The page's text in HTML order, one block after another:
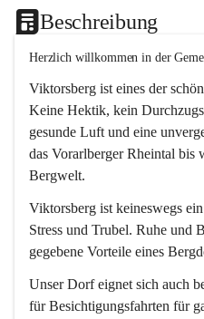
Beschreibung
Herzlich willkommen in der
Viktorsberg ist eines der
Keine Hektik, kein
gesunde Luft und eine
das Vorarlberger Rheintal bis
Bergwelt.
Viktorsberg ist keineswegs
Stress und Trubel. Ruhe und
gegebene Vorteile eines
Unser Dorf eignet sich auch
für Besichtigungsfahrten für